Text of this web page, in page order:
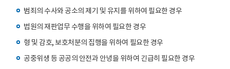
범죄의 수사와 공소의 제기 및 유지를 위하여 필요한 경우
법원의 재판업무 수행을 위하여 필요한 경우
형 및 감호, 보호처분의 집행을 위하여 필요한 경우
공중위생 등 공공의 안전과 안녕을 위하여 긴급히 필요한 경우